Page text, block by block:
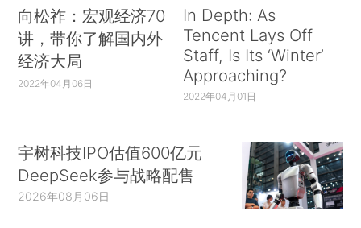
向松祚：宏观经济70
讲，带你了解国内外
经济大局
2022年04月06日
In Depth: As
Tencent Lays Off
Staff, Is Its ‘Winter’
Approaching?
2022年04月01日
宇树科技IPO估值600亿元
DeepSeek参与战略配售
2026年08月06日